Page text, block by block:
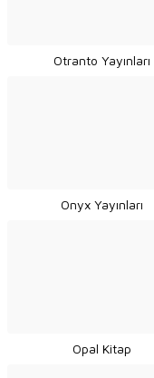
Otranto Yayınları
Onyx Yayınları
Opal Kitap